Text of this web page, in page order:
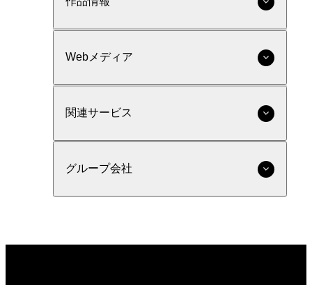
Webメディア
関連サービス
グループ会社